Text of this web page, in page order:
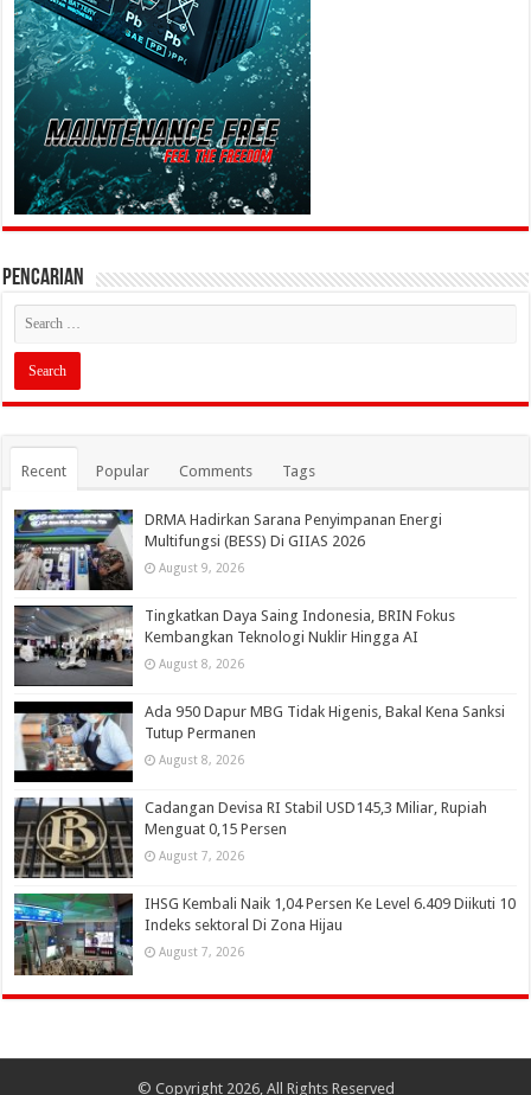
PENCARIAN
Recent Popular Comments Tags
DRMA Hadirkan Sarana Penyimpanan Energi
Multifungsi (BESS) Di GIIAS 2026
August 9, 2026
Tingkatkan Daya Saing Indonesia, BRIN Fokus
Kembangkan Teknologi Nuklir Hingga AI
August 8, 2026
Ada 950 Dapur MBG Tidak Higenis, Bakal Kena Sanksi
Tutup Permanen
August 8, 2026
Cadangan Devisa RI Stabil USD145,3 Miliar, Rupiah
Menguat 0,15 Persen
August 7, 2026
IHSG Kembali Naik 1,04 Persen Ke Level 6.409 Diikuti 10
Indeks sektoral Di Zona Hijau
August 7, 2026
© Copyright 2026, All Rights Reserved